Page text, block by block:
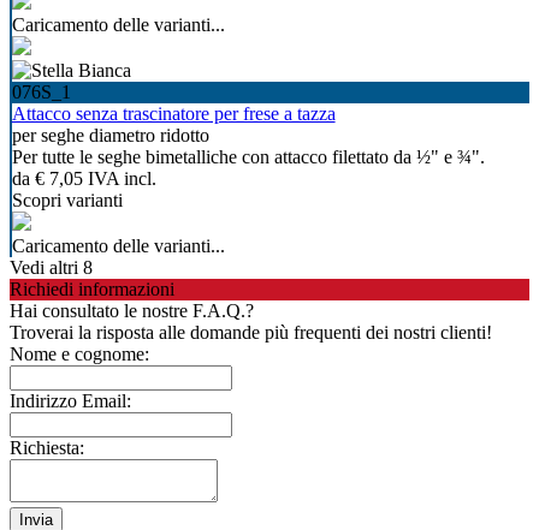
Caricamento delle varianti...
076S_1
Attacco senza trascinatore per frese a tazza
per seghe diametro ridotto
Per tutte le seghe bimetalliche con attacco filettato da ½" e ¾".
da € 7,05 IVA incl.
Scopri varianti
Caricamento delle varianti...
Vedi altri 8
Richiedi informazioni
Hai consultato le nostre F.A.Q.?
Troverai la risposta alle domande più frequenti dei nostri clienti!
Nome e cognome:
Indirizzo Email:
Richiesta:
Invia